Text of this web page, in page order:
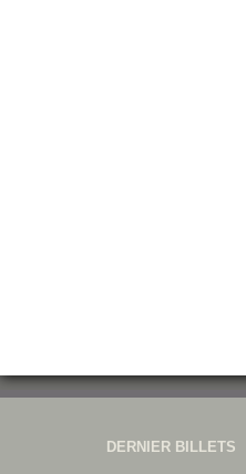
DERNIER BILLETS